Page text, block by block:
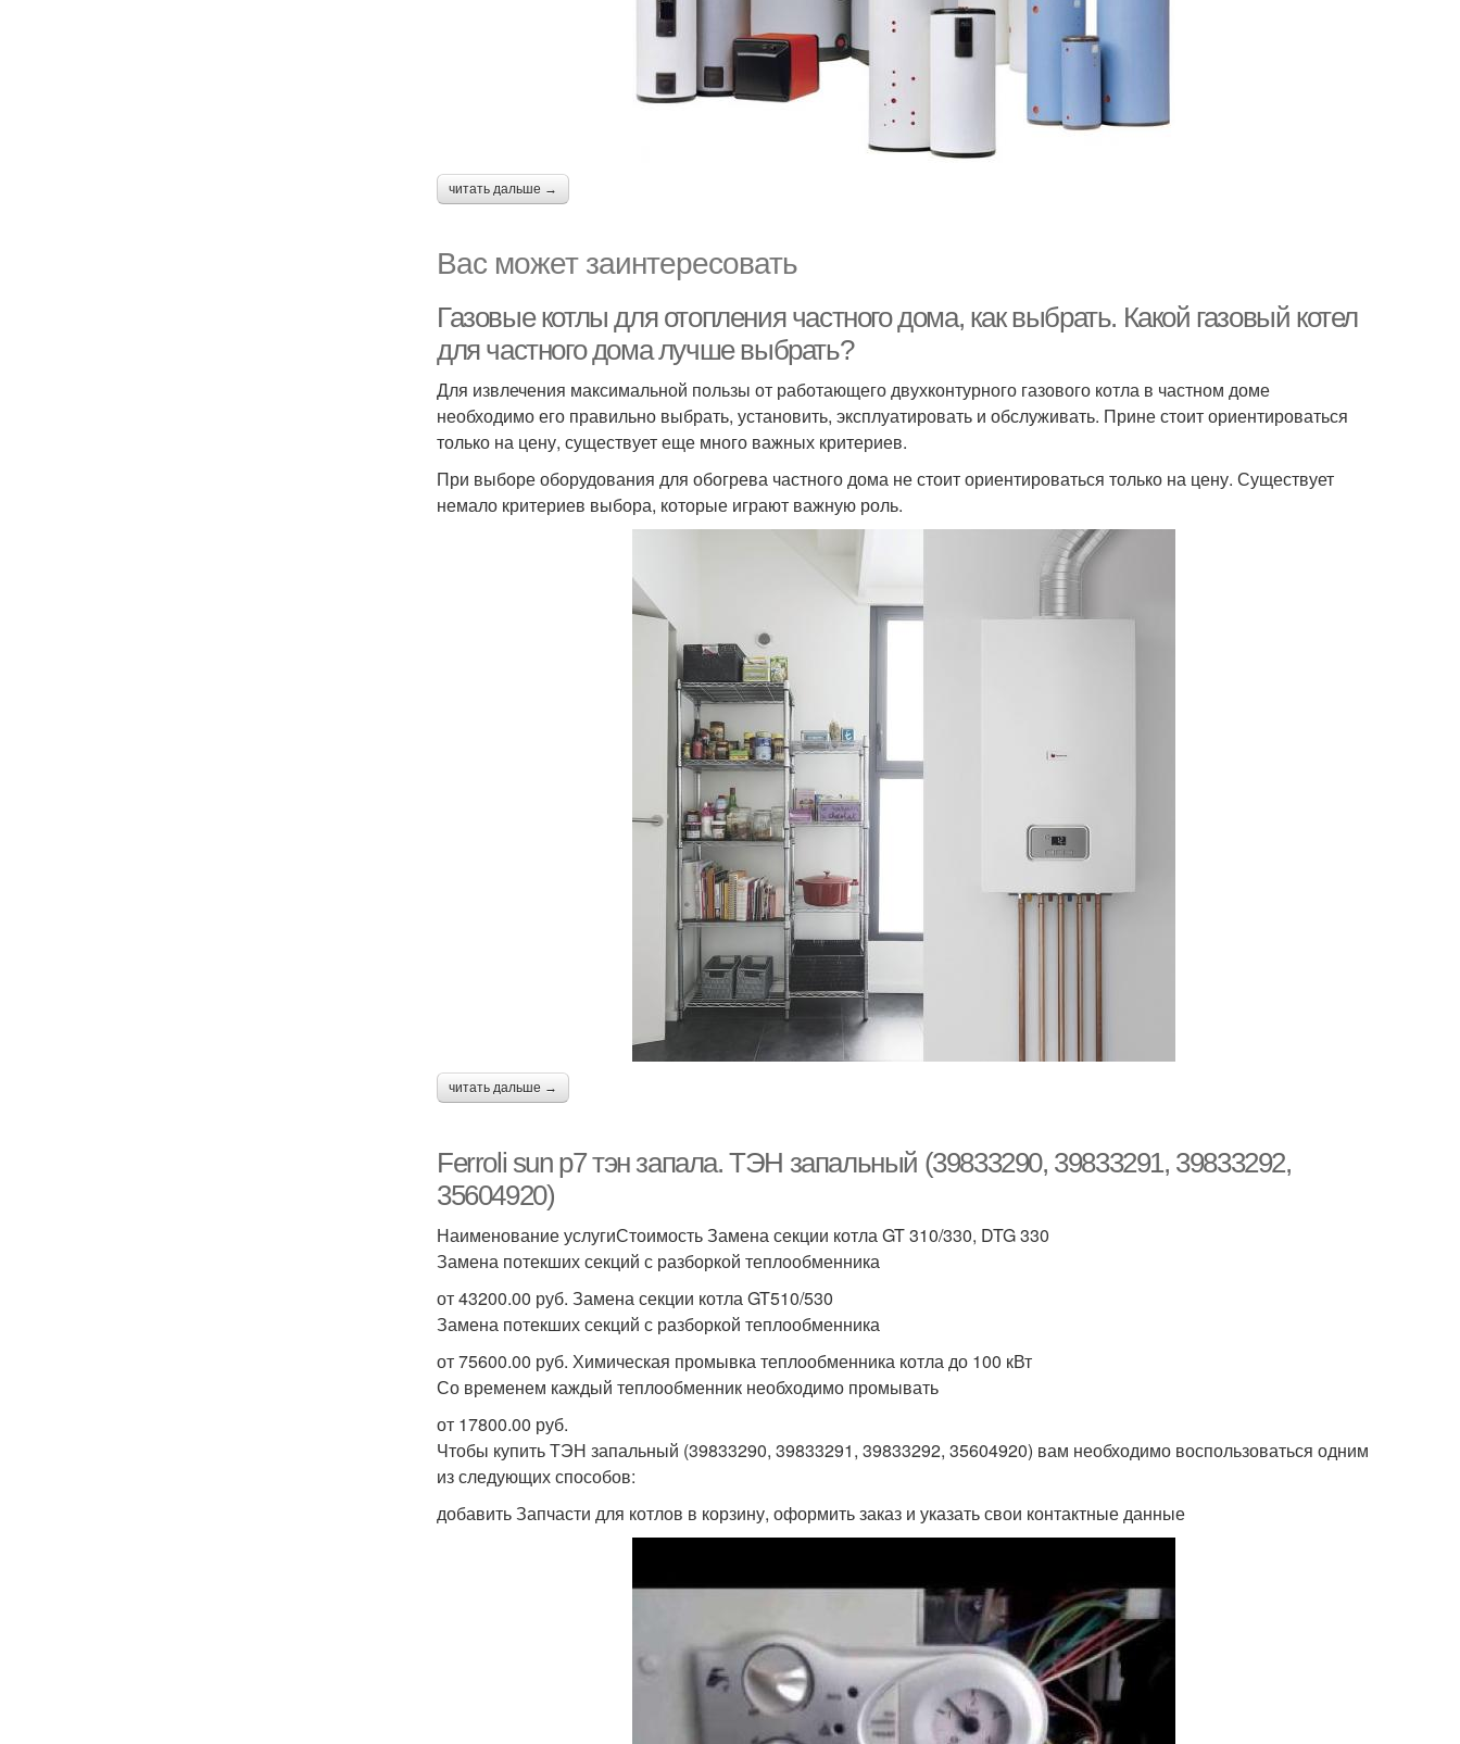
читать дальше →
Вас может заинтересовать
Газовые котлы для отопления частного дома, как выбрать. Какой газовый котел
для частного дома лучше выбрать?
Для извлечения максимальной пользы от работающего двухконтурного газового котла в частном доме
необходимо его правильно выбрать, установить, эксплуатировать и обслуживать. Прине стоит ориентироваться
только на цену, существует еще много важных критериев.
При выборе оборудования для обогрева частного дома не стоит ориентироваться только на цену. Существует
немало критериев выбора, которые играют важную роль.
читать дальше →
Ferroli sun p7 тэн запала. ТЭН запальный (39833290, 39833291, 39833292,
35604920)
Наименование услугиСтоимость Замена секции котла GT 310/330, DTG 330
Замена потекших секций с разборкой теплообменника
от 43200.00 руб. Замена секции котла GT510/530
Замена потекших секций с разборкой теплообменника
от 75600.00 руб. Химическая промывка теплообменника котла до 100 кВт
Со временем каждый теплообменник необходимо промывать
от 17800.00 руб.
Чтобы купить ТЭН запальный (39833290, 39833291, 39833292, 35604920) вам необходимо воспользоваться одним
из следующих способов:
добавить Запчасти для котлов в корзину, оформить заказ и указать свои контактные данные